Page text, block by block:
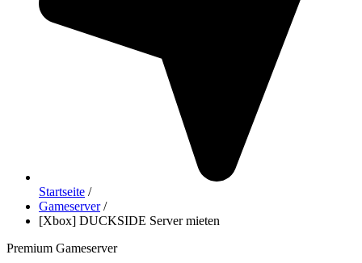
Startseite /
Gameserver/
[Xbox] DUCKSIDE Server mieten
Premium Gameserver